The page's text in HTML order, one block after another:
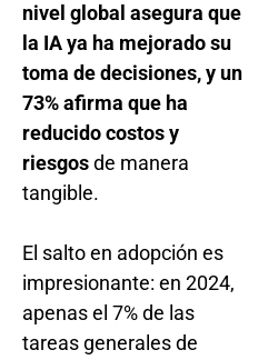
nivel global asegura que
la IA ya ha mejorado su
toma de decisiones, y un
73% afirma que ha
reducido costos y
riesgosde manera
tangible.
El salto en adopción es
impresionante: en 2024,
apenas el 7% de las
tareas generales de